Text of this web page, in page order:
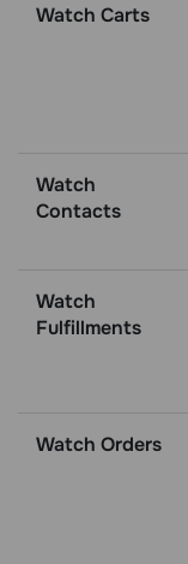
Watch Carts
Watch
Contacts
Watch
Fulfillments
Watch Orders